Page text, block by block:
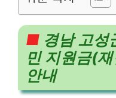
■ 경남 고성
민 지원금(
안내